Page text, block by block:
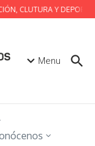
CLUTURA Y
Menu